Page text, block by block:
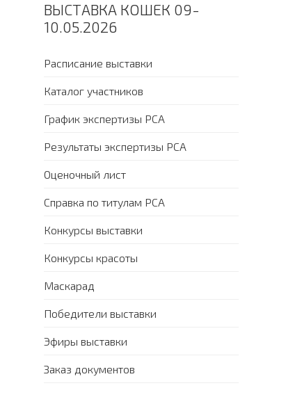
ВЫСТАВКА КОШЕК 09-
10.05.2026
Расписание выставки
Каталог участников
График экспертизы PCA
Результаты экспертизы PCA
Оценочный лист
Справка по титулам PCA
Конкурсы выставки
Конкурсы красоты
Маскарад
Победители выставки
Эфиры выставки
Заказ документов